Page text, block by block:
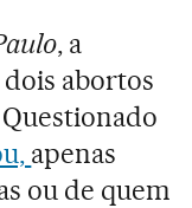
, a
abortos
apenas
ou de quem